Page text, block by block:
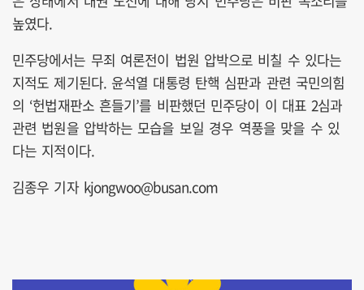
높였다.
민주당에서는 무죄 여론전이 법원 압박으로 비칠 수 있다는
지적도 제기된다. 윤석열 대통령 탄핵 심판과 관련 국민의힘
의 ‘헌법재판소 흔들기’를 비판했던 민주당이 이 대표 2심과
관련 법원을 압박하는 모습을 보일 경우 역풍을 맞을 수 있
다는 지적이다.
김종우 기자 kjongwoo@busan.com